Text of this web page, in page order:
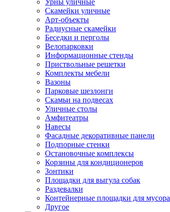
Урны уличные
Скамейки уличные
Арт-объекты
Радиусные скамейки
Беседки и перголы
Велопарковки
Информационные стенды
Приствольные решетки
Комплекты мебели
Вазоны
Парковые шезлонги
Скамьи на подвесах
Уличные столы
Амфитеатры
Навесы
Фасадные декоративные панели
Подпорные стенки
Остановочные комплексы
Корзины для кондиционеров
Зонтики
Площадки для выгула собак
Раздевалки
Контейнерные площадки для мусора
Другое